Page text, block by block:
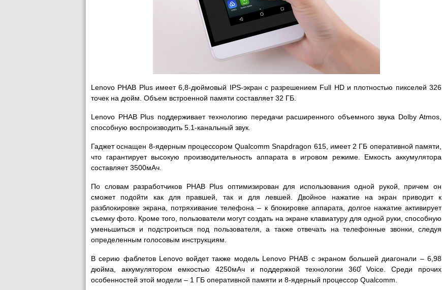
Lenovo PHAB Plus имеет 6,8-дюймовый IPS-экран с разрешением Full HD и плотностью пикселей 326
точек на дюйм. Объем встроенной памяти составляет 32 ГБ.
Lenovo PHAB Plus поддерживает технологию передачи расширенного объемного звука Dolby Atmos,
способную воспроизводить 5.1-канальный звук.
Гаджет оснащен 8-ядерным процессором Qualcomm Snapdragon 615, имеет 2 ГБ оперативной памяти,
что гарантирует высокую производительность аппарата в игровом режиме. Емкость аккумулятора
составляет 3500мАч.
По словам разработчиков PHAB Plus оптимизирован для использования одной рукой, причем он
сможет подойти как для правшей, так и для левшей. Двойное нажатие на экран приводит к
разблокировке экрана, потряхивание телефона – к блокировке аппарата, долгое нажатие активирует
съемку фото. Кроме того, пользователи могут создать на экране клавиатуру для одной руки, способную
уменьшиться и подстроиться под пользователя, а также отвечать на телефонные звонки, следуя
определенным голосовым инструкциям.
В серию фаблетов Lenovo войдет также модель Lenovo PHAB с экраном большей диагонали – 6,98
дюйма, аккумулятором емкостью 4250мАч и поддержкой технологии 360̊ Voice. Среди прочих
особенностей этой модели – 1 ГБ оперативной памяти и 8-ядерный процессор Qualcomm.